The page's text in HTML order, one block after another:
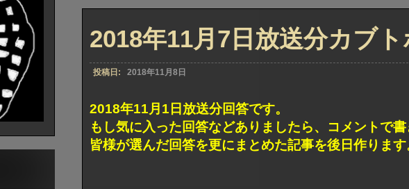
2018年11月7日放送分カブ
投稿日: 2018年11月8日
2018年11月1日放送分回答です。
もし気に入った回答などありましたら、コメントで
皆様が選んだ回答を更にまとめた記事を後日作ります